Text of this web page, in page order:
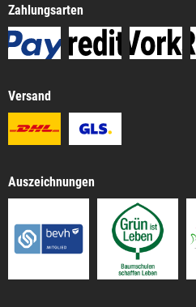
Zahlungsarten
Versand
Auszeichnungen